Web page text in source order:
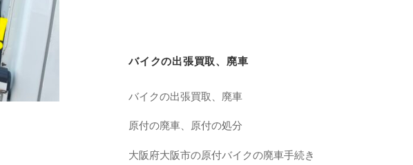
バイクの出張買取、廃車
バイクの出張買取、廃車
原付の廃車、原付の処分
大阪府大阪市の原付バイクの廃車手続き